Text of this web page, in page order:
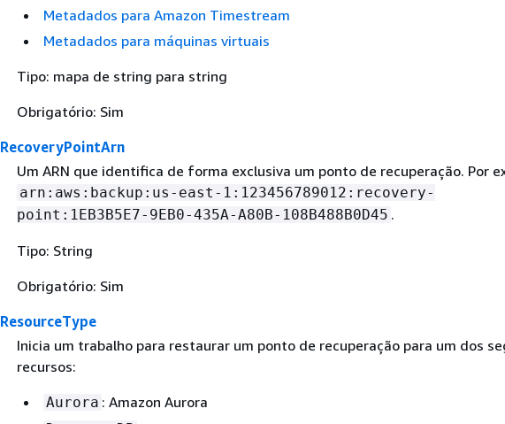
Metadados para Amazon Timestream
Metadados para máquinas virtuais
Tipo: mapa de string para string
Obrigatório: Sim
RecoveryPointArn
Um ARN que identifica de forma exclusiva um ponto de recuperação. Por
arn:aws:backup:us-east-1:123456789012:recovery-
point:1EB3B5E7-9EB0-435A-A80B-108B488B0D45 .
Tipo: String
Obrigatório: Sim
ResourceType
Inicia um trabalho para restaurar um ponto de recuperação para um dos
recursos:
Aurora : Amazon Aurora